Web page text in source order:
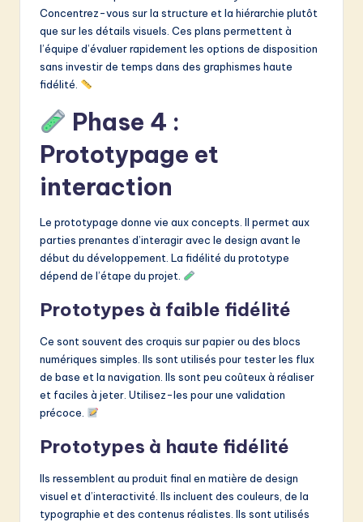
Concentrez-vous sur la structure et la hiérarchie plutôt
que sur les détails visuels. Ces plans permettent à
l’équipe d’évaluer rapidement les options de disposition
sans investir de temps dans des graphismes haute
fidélité.
Phase 4 :
Prototypage et
interaction
Le prototypage donne vie aux concepts. Il permet aux
parties prenantes d’interagir avec le design avant le
début du développement. La fidélité du prototype
dépend de l’étape du projet.
Prototypes à faible fidélité
Ce sont souvent des croquis sur papier ou des blocs
numériques simples. Ils sont utilisés pour tester les flux
de base et la navigation. Ils sont peu coûteux à réaliser
et faciles à jeter. Utilisez-les pour une validation
précoce.
Prototypes à haute fidélité
Ils ressemblent au produit final en matière de design
visuel et d’interactivité. Ils incluent des couleurs, de la
typographie et des contenus réalistes. Ils sont utilisés